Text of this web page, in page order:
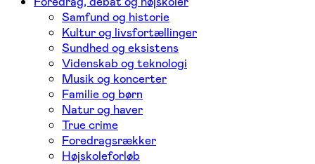
Samfund og historie
Kultur og livsfortællinger
Sundhed og eksistens
Videnskab og teknologi
Musik og koncerter
Familie og børn
Natur og haver
True crime
Foredragsrækker
Højskoleforløb